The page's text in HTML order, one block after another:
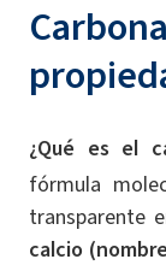
¿Qué es el
fórmula
transparente
calcio